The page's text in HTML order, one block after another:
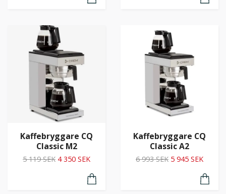
Kaffebryggare CQ
Classic M2
5 119 SEK 4 350 SEK
Kaffebryggare CQ
Classic A2
6 993 SEK 5 945 SEK